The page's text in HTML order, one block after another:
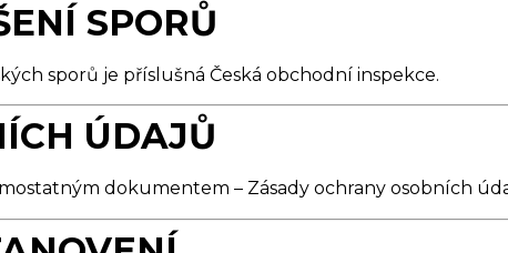
SPORŮ
sporů je příslušná Česká obchodní inspekce.
ÚDAJŮ
dokumentem – Zásady ochrany osobních